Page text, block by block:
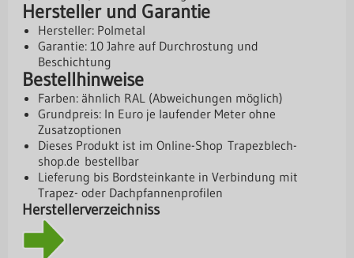
Hersteller und Garantie
Hersteller: Polmetal
Garantie: 10 Jahre auf Durchrostung und
Beschichtung
Bestellhinweise
Farben: ähnlich RAL (Abweichungen möglich)
Grundpreis: In Euro je laufender Meter ohne
Zusatzoptionen
Dieses Produkt ist im Online-Shop Trapezblech-
shop.de bestellbar
Lieferung bis Bordsteinkante in Verbindung mit
Trapez- oder Dachpfannenprofilen
Herstellerverzeichniss